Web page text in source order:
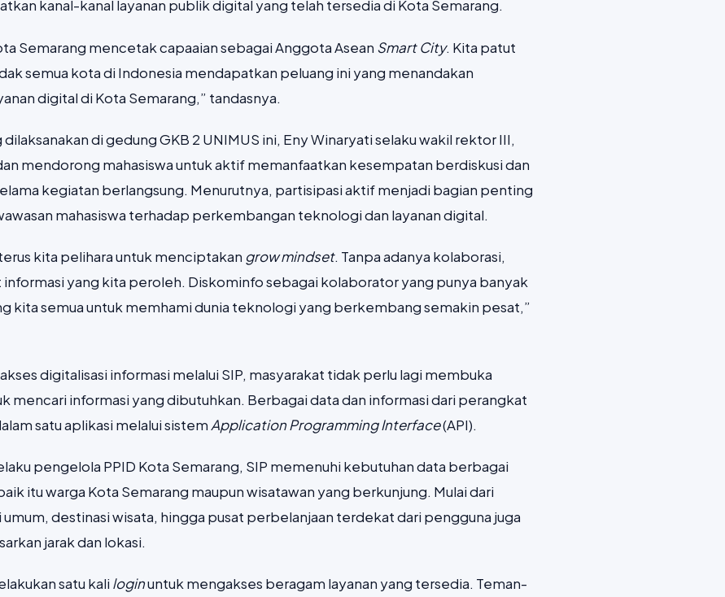
kanal-kanal layanan publik digital yang telah tersedia di Kota Semarang.
Semarang mencetak capaaian sebagai Anggota Asean Smart City. Kita patut
semua kota di Indonesia mendapatkan peluang ini yang menandakan
digital di Kota Semarang,” tandasnya.
di gedung GKB 2 UNIMUS ini, Eny Winaryati selaku wakil rektor III,
mendorong mahasiswa untuk aktif memanfaatkan kesempatan berdiskusi dan
kegiatan berlangsung. Menurutnya, partisipasi aktif menjadi bagian penting
mahasiswa terhadap perkembangan teknologi dan layanan digital.
kita pelihara untuk menciptakan grow mindset. Tanpa adanya kolaborasi,
yang kita peroleh. Diskominfo sebagai kolaborator yang punya banyak
kita semua untuk memhami dunia teknologi yang berkembang semakin pesat,”
digitalisasi informasi melalui SIP, masyarakat tidak perlu lagi membuka
mencari informasi yang dibutuhkan. Berbagai data dan informasi dari perangkat
satu aplikasi melalui sistem Application Programming Interface(API).
pengelola PPID Kota Semarang, SIP memenuhi kebutuhan data berbagai
itu warga Kota Semarang maupun wisatawan yang berkunjung. Mulai dari
destinasi wisata, hingga pusat perbelanjaan terdekat dari pengguna juga
jarak dan lokasi.
satu kali loginuntuk mengakses beragam layanan yang tersedia. Teman-